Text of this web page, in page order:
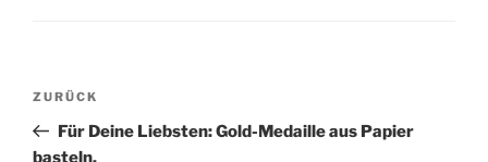
Beitragsnavigation
Vorheriger
Beitrag
ZURÜCK
Für Deine Liebsten: Gold-Medaille aus Papier
basteln.